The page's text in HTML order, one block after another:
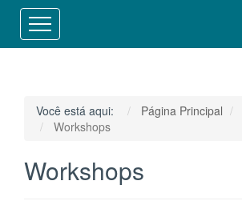
Você está aqui: Página Principal
Workshops
Workshops